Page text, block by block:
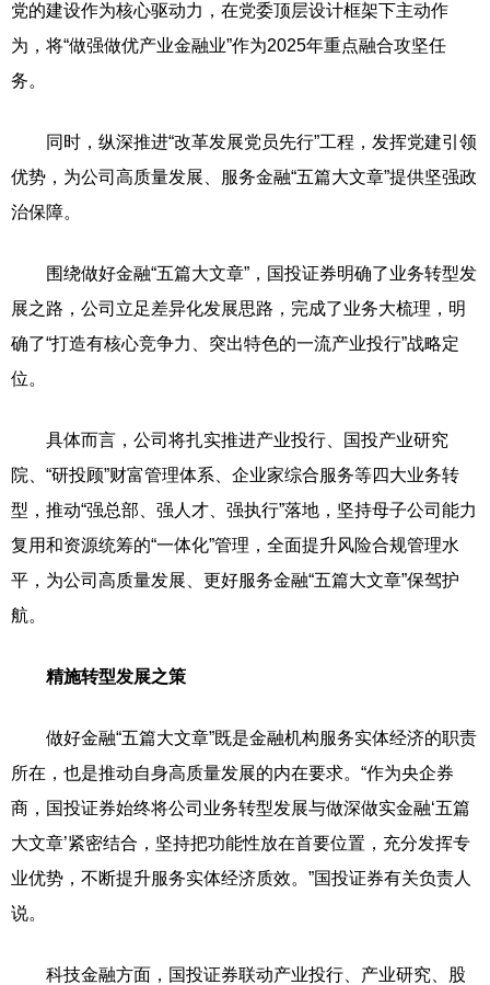
党的建设作为核心驱动力，在党委顶层设计框架下主动作
为，将“做强做优产业金融业”作为2025年重点融合攻坚任
务。
同时，纵深推进“改革发展党员先行”工程，发挥党建引领
优势，为公司高质量发展、服务金融“五篇大文章”提供坚强政
治保障。
围绕做好金融“五篇大文章”，国投证券明确了业务转型发
展之路，公司立足差异化发展思路，完成了业务大梳理，明
确了“打造有核心竞争力、突出特色的一流产业投行”战略定
位。
具体而言，公司将扎实推进产业投行、国投产业研究
院、“研投顾”财富管理体系、企业家综合服务等四大业务转
型，推动“强总部、强人才、强执行”落地，坚持母子公司能力
复用和资源统筹的“一体化”管理，全面提升风险合规管理水
平，为公司高质量发展、更好服务金融“五篇大文章”保驾护
航。
精施转型发展之策
做好金融“五篇大文章”既是金融机构服务实体经济的职责
所在，也是推动自身高质量发展的内在要求。“作为央企券
商，国投证券始终将公司业务转型发展与做深做实金融‘五篇
大文章’紧密结合，坚持把功能性放在首要位置，充分发挥专
业优势，不断提升服务实体经济质效。”国投证券有关负责人
说。
科技金融方面，国投证券联动产业投行、产业研究、股